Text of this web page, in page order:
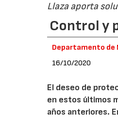
Llaza aporta
Control y
Departamento de
16/10/2020
El deseo de
en estos últimos
años anteriores.